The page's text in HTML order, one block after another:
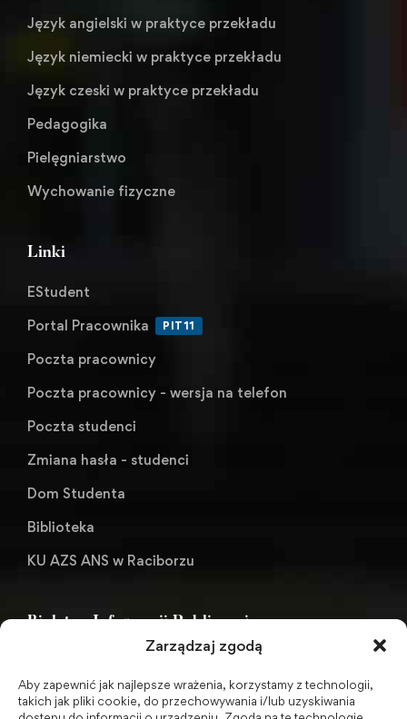
Zarządzaj zgodą
Aby zapewnić jak najlepsze wrażenia, korzystamy z technologii,
takich jak pliki cookie, do przechowywania i/lub uzyskiwania
Język angielski w praktyce przekładu
Język niemiecki w praktyce przekładu
Język czeski w praktyce przekładu
Pedagogika
Pielęgniarstwo
Wychowanie fizyczne
Linki
EStudent
Portal Pracownika
PIT11
Poczta pracownicy
Poczta pracownicy - wersja na telefon
Poczta studenci
Zmiana hasła - studenci
Dom Studenta
Biblioteka
KU AZS ANS w Raciborzu
Biuletyn Informacji Publicznej
BIP - Biuletyn Informacji Publicznej PWSZ -